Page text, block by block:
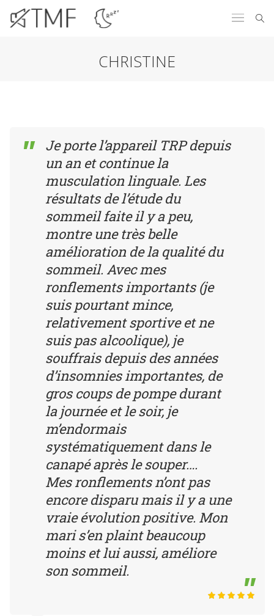
CHRISTINE
Je porte l’appareil TRP depuis
un an et continue la
musculation linguale. Les
résultats de l’étude du
sommeil faite il y a peu,
montre une très belle
amélioration de la qualité du
sommeil. Avec mes
ronflements importants (je
suis pourtant mince,
relativement sportive et ne
suis pas alcoolique), je
souffrais depuis des années
d’insomnies importantes, de
gros coups de pompe durant
la journée et le soir, je
m’endormais
systématiquement dans le
canapé après le souper….
Mes ronflements n’ont pas
encore disparu mais il y a une
vraie évolution positive. Mon
mari s’en plaint beaucoup
moins et lui aussi, améliore
son sommeil.